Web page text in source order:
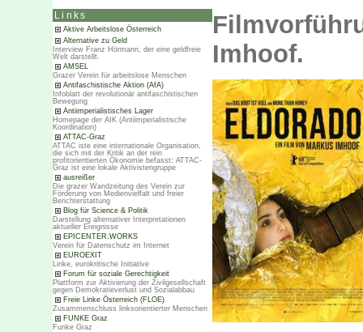
Links
Aktive Arbeitslose Österreich
Alternative zu Geld
Interview Franz Hörmann, der eine geldfreie
Welt darstellt.
AMSEL
Grazer Verein für arbeitslose Menschen
Antifaschistische Aktion (AfA)
Infoblatt der revolutionär antifaschistischen
Bewegung
Antiimperialistisches Lager
Homepage der AIK (Antiimperialistische
Koordination)
ATTAC-Graz
ATTAC iste eine internationale Organisation,
die sich mit der Kritik an der rein
profitorientierten Ökonomie befasst; ATTAC-
Graz ist eine lokale Aktivistengruppe
ausreißer
Die grazer Wandzeitung des Verein zur
Förderung von Medienvielfalt und freier
Berichterstattung
Blog für Science & Politik
Darstellung alternativer Interpretationen
aktueller Ereignisse
EPICENTER.WORKS
Verein für Datenschutz im Internet
EUROEXIT
Linke, eurokritische Initiative
Forum für soziale Gerechtigkeit
Plattform zur Aktivierung der Zivilgesellschaft
gegen Demokratieverlust und Sozialabbau
Freie Linke Österreich (FLOE)
Zusammenschluss linksorientierter Menschen
FUNKE Graz
Funke Graz
Imhoof.